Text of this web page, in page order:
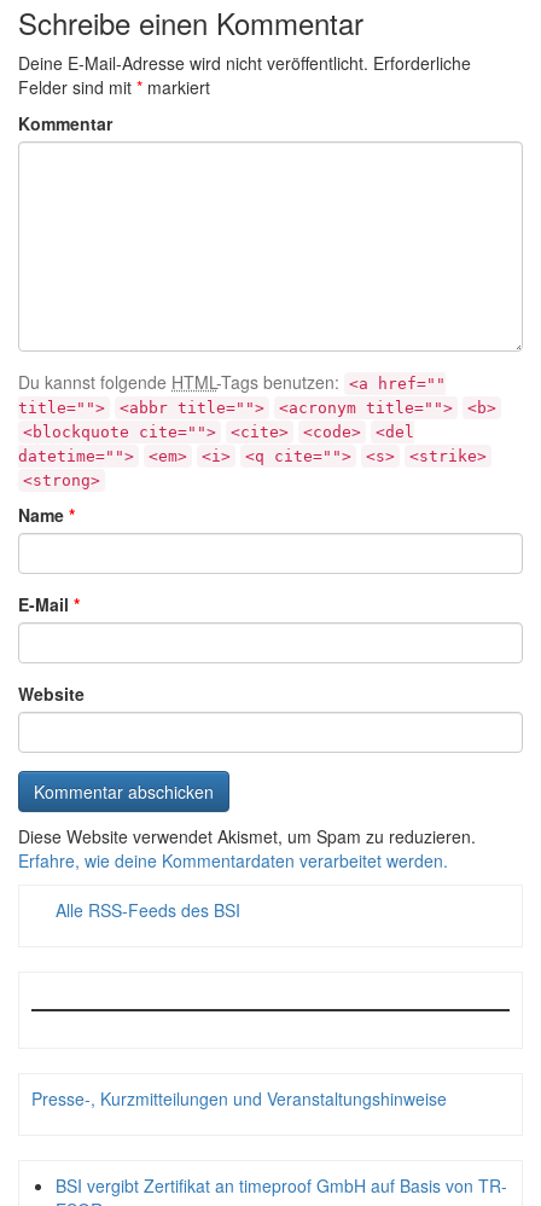
Schreibe einen Kommentar
Deine E-Mail-Adresse wird nicht veröffentlicht. Erforderliche
Felder sind mit * markiert
Kommentar
Du kannst folgende HTML-Tags benutzen: <a href=""
title="">
<abbr title=""> <acronym title="">
<b>
<blockquote cite="">
<cite> <code>
<del
datetime="">
<em> <i> <q cite=""> <s>
<strike>
<strong>
Name *
E-Mail *
Website
Diese Website verwendet Akismet, um Spam zu reduzieren.
Erfahre, wie deine Kommentardaten verarbeitet werden.
Alle RSS-Feeds des BSI
Presse-, Kurzmitteilungen und Veranstaltungshinweise
BSI vergibt Zertifikat an timeproof GmbH auf Basis von TR-